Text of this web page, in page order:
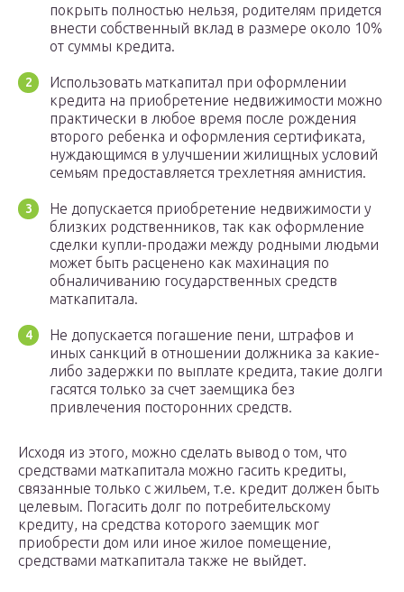
покрыть полностью нельзя, родителям придется
внести собственный вклад в размере около 10%
от суммы кредита.
Использовать маткапитал при оформлении
кредита на приобретение недвижимости можно
практически в любое время после рождения
второго ребенка и оформления сертификата,
нуждающимся в улучшении жилищных условий
семьям предоставляется трехлетняя амнистия.
Не допускается приобретение недвижимости у
близких родственников, так как оформление
сделки купли-продажи между родными людьми
может быть расценено как махинация по
обналичиванию государственных средств
маткапитала.
Не допускается погашение пени, штрафов и
иных санкций в отношении должника за какие-
либо задержки по выплате кредита, такие долги
гасятся только за счет заемщика без
привлечения посторонних средств.
Исходя из этого, можно сделать вывод о том, что
средствами маткапитала можно гасить кредиты,
связанные только с жильем, т.е. кредит должен быть
целевым. Погасить долг по потребительскому
кредиту, на средства которого заемщик мог
приобрести дом или иное жилое помещение,
средствами маткапитала также не выйдет.